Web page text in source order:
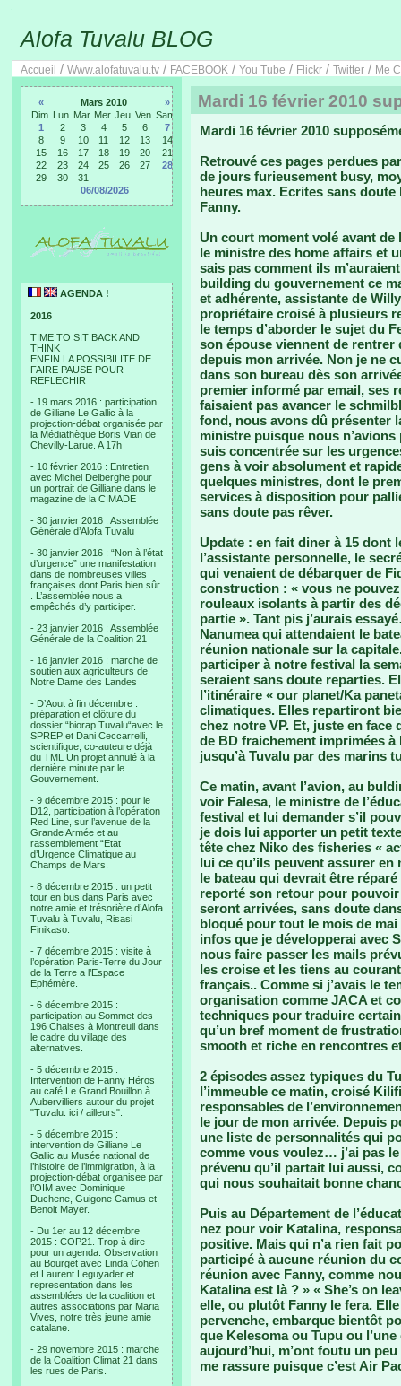
Alofa Tuvalu BLOG
Accueil / Www.alofatuvalu.tv / FACEBOOK / You Tube / Flickr / Twitter / Me
« Mars 2010
»
Dim. Lun. Mar. Mer. Jeu. Ven. Sam.
1
2 3 4 5 6
7
8
9 10 11 12 13
14
15
16 17 18 19 20
21
22
23 24 25 26 27
28
29
30
31
06/08/2026
AGENDA !
2016
TIME TO SIT BACK AND
THINK
ENFIN LA POSSIBILITE DE
FAIRE PAUSE POUR
REFLECHIR
- 19 mars 2016 : participation
de Gilliane Le Gallic à la
projection-débat organisée par
la Médiathèque Boris Vian de
Chevilly-Larue. A 17h
- 10 février 2016 : Entretien
avec Michel Delberghe pour
un portrait de Gilliane dans le
magazine de la CIMADE
- 30 janvier 2016 : Assemblée
Générale d’Alofa Tuvalu
- 30 janvier 2016 : “Non à l’état
d’urgence” une manifestation
dans de nombreuses villes
françaises dont Paris bien sûr
. L’assemblée nous a
empêchés d’y participer.
- 23 janvier 2016 : Assemblée
Générale de la Coalition 21
- 16 janvier 2016 : marche de
soutien aux agriculteurs de
Notre Dame des Landes
- D’Aout à fin décembre :
préparation et clôture du
dossier “biorap Tuvalu“avec le
SPREP et Dani Ceccarrelli,
scientifique, co-auteure déjà
du TML Un projet annulé à la
dernière minute par le
Gouvernement.
- 9 décembre 2015 : pour le
D12, participation à l’opération
Red Line, sur l’avenue de la
Grande Armée et au
rassemblement “Etat
d’Urgence Climatique au
Champs de Mars.
- 8 décembre 2015 : un petit
tour en bus dans Paris avec
notre amie et trésorière d’Alofa
Tuvalu à Tuvalu, Risasi
Finikaso.
- 7 décembre 2015 : visite à
l’opération Paris-Terre du Jour
de la Terre a l’Espace
Ephémère.
- 6 décembre 2015 :
participation au Sommet des
196 Chaises à Montreuil dans
le cadre du village des
alternatives.
- 5 décembre 2015 :
Intervention de Fanny Héros
au café Le Grand Bouillon à
Aubervilliers autour du projet
"Tuvalu: ici / ailleurs".
- 5 décembre 2015 :
intervention de Gilliane Le
Gallic au Musée national de
l’histoire de l’immigration, à la
projection-débat organisee par
l’OIM avec Dominique
Duchene, Guigone Camus et
Benoit Mayer.
- Du 1er au 12 décembre
2015 : COP21. Trop à dire
pour un agenda. Observation
au Bourget avec Linda Cohen
et Laurent Leguyader et
representation dans les
assemblées de la coalition et
autres associations par Maria
Vives, notre très jeune amie
catalane.
- 29 novembre 2015 : marche
de la Coalition Climat 21 dans
les rues de Paris.
Mardi 16 février 2010
Mardi 16 février 2010
Retrouvé ces pages perdues
de jours furieusement busy,
heures max. Ecrites sans doute
Fanny.
Un court moment volé avant de
le ministre des home affairs et
sais pas comment ils
building du gouvernement ce
et adhérente, assistante de
propriétaire croisé à plusieurs
le temps d’aborder le sujet du
son épouse viennent de rentrer
depuis mon arrivée. Non je ne
dans son bureau dès son
premier informé par email, ses
faisaient pas avancer le
fond, nous avons dû présenter
ministre puisque nous
suis concentrée sur les
gens à voir absolument et
quelques ministres, dont le
services à disposition pour
sans doute pas rêver.
Update : en fait diner à 15 dont
l’assistante personnelle, le
qui venaient de débarquer de
construction : « vous ne
rouleaux isolants à partir des
partie ». Tant pis j’aurais
Nanumea qui attendaient le
réunion nationale sur la
participer à notre festival la
seraient sans doute reparties.
l’itinéraire « our planet/Ka
climatiques. Elles repartiront
chez notre VP. Et, juste en face
de BD fraichement imprimées
jusqu’à Tuvalu par des marins
Ce matin, avant l’avion, au
voir Falesa, le ministre de
festival et lui demander s’il
je dois lui apporter un petit
tête chez Niko des fisheries «
lui ce qu’ils peuvent assurer
le bateau qui devrait être
reporté son retour pour
seront arrivées, sans doute
bloqué pour tout le mois de mai
infos que je développerai avec
nous faire passer les mails
les croise et les tiens au
français.. Comme si j’avais le
organisation comme JACA et
techniques pour traduire
qu’un bref moment de
smooth et riche en rencontres
2 épisodes assez typiques du
l’immeuble ce matin, croisé
responsables de
le jour de mon arrivée. Depuis
une liste de personnalités qui
comme vous voulez… j’ai pas
prévenu qu’il partait lui aussi,
qui nous souhaitait bonne
Puis au Département de
nez pour voir Katalina,
positive. Mais qui n’a rien fait
participé à aucune réunion du
réunion avec Fanny, comme
Katalina est là ? » « She’s on
elle, ou plutôt Fanny le fera.
pervenche, embarque bientôt
que Kelesoma ou Tupu ou
aujourd’hui, m’ont foutu un
me rassure puisque c’est Air